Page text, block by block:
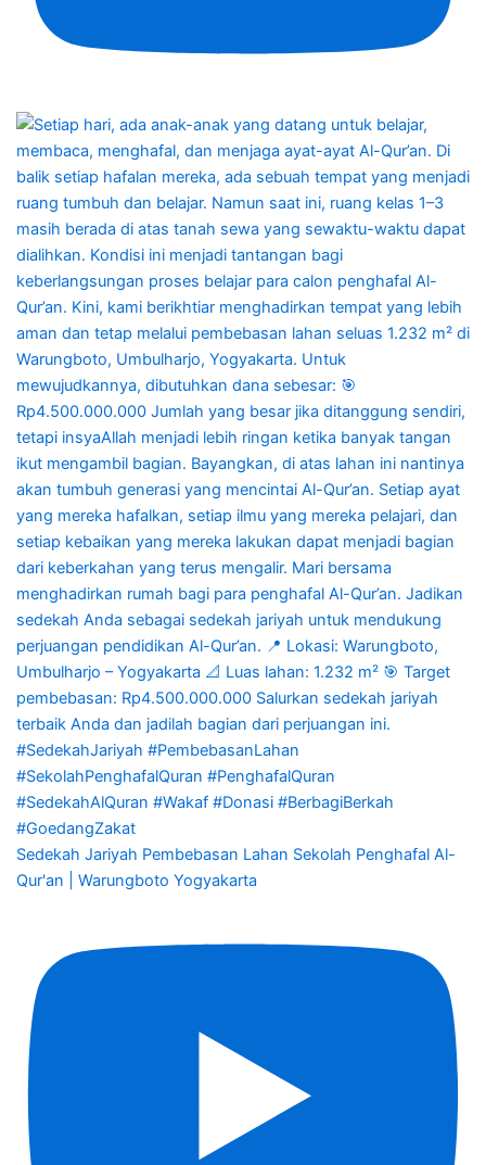
Sedekah Jariyah Pembebasan Lahan Sekolah Penghafal Al-
Qur'an | Warungboto Yogyakarta